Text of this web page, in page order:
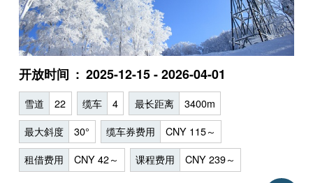
开放时间 2025-12-15 - 2026-04-01
雪道 22 缆车 4 最长距离 3400m
最大斜度 30° 缆车券费用 CNY 115～
租借费用 CNY 42～ 课程费用 CNY 239～